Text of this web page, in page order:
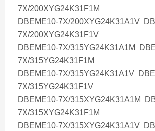
7X/200XYG24K31F1M
DBEME10-7X/200XYG24K31A1V
7X/200XYG24K31F1V
DBEME10-7X/315YG24K31A1M
7X/315YG24K31F1M
DBEME10-7X/315YG24K31A1V
7X/315YG24K31F1V
DBEME10-7X/315XYG24K31A1M
7X/315XYG24K31F1M
DBEME10-7X/315XYG24K31A1V